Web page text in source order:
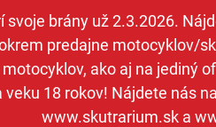
brány už 2.3.2026.
predajne motocyklov/
ako aj na jediný
18 rokov! Nájdete nás
www.skutrarium.sk a